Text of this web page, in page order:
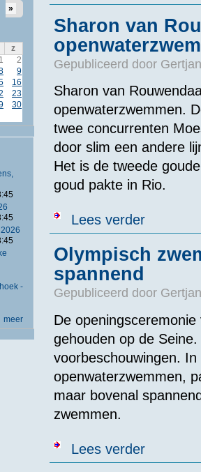
»
z
1
2
9
16
23
30
-
meer
Sharon van
Gepubliceerd door
Sharon van
openwaterzwemmen.
twee concurrenten
door slim een andere
Het is de tweede
goud pakte in Rio.
Lees verderover Sharon
Olympisch
spannend
Gepubliceerd door
De
gehouden op de
voorbeschouwingen.
openwaterzwemmen,
maar bovenal
zwemmen.
Lees verderover